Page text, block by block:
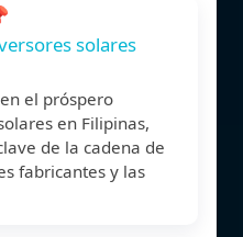
solares
el próspero
en Filipinas,
de la cadena de
fabricantes y las